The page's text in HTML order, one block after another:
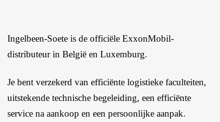
Ingelbeen-Soete is de officiële ExxonMobil-
distributeur in België en Luxemburg.
Je bent verzekerd van efficiënte logistieke faculteiten,
uitstekende technische begeleiding, een efficiënte
service na aankoop en een persoonlijke aanpak.